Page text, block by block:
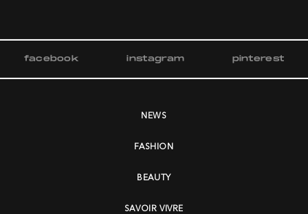
facebook instagram pinterest
NEWS
FASHION
BEAUTY
SAVOIR VIVRE